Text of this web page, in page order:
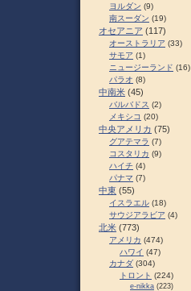
ヨルダン (9)
南スーダン (19)
オセアニア (117)
オーストラリア (33)
サモア (1)
ニュージーランド (16)
パラオ (8)
中南米 (45)
バルバドス (2)
メキシコ (20)
中央アメリカ (75)
グアテマラ (7)
コスタリカ (9)
ハイチ (4)
パナマ (7)
中東 (55)
イスラエル (18)
サウジアラビア (4)
北米 (773)
アメリカ (474)
ハワイ (47)
カナダ (304)
トロント (224)
e-nikka (223)